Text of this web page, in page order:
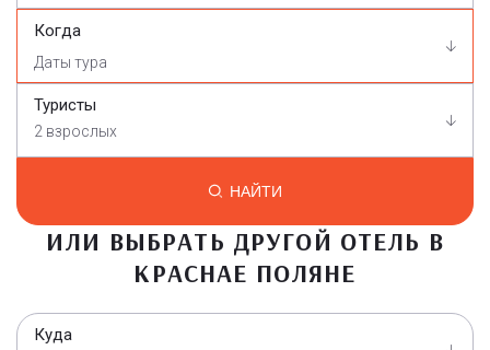
Когда
Туристы
2 взрослых
НАЙТИ
ИЛИ ВЫБРАТЬ ДРУГОЙ ОТЕЛЬ В
КРАСНАЕ ПОЛЯНЕ
Куда